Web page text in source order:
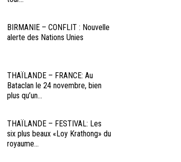
BIRMANIE – CONFLIT : Nouvelle
alerte des Nations Unies
THAÏLANDE – FRANCE: Au
Bataclan le 24 novembre, bien
plus qu’un...
THAÏLANDE – FESTIVAL: Les
six plus beaux «Loy Krathong» du
royaume...